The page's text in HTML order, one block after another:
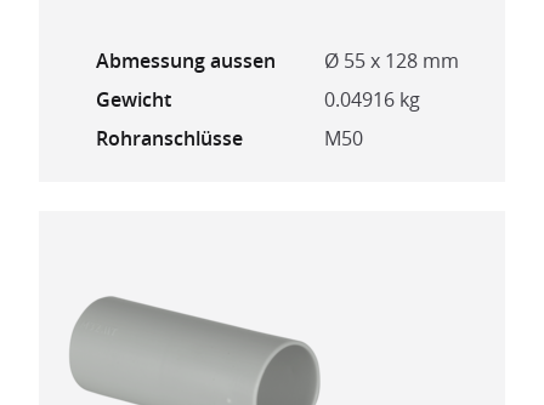
Abmessung aussen
Ø 55 x 128 mm
Gewicht
0.04916 kg
Rohranschlüsse
M50